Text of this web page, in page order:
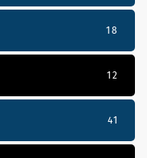
18
12
41